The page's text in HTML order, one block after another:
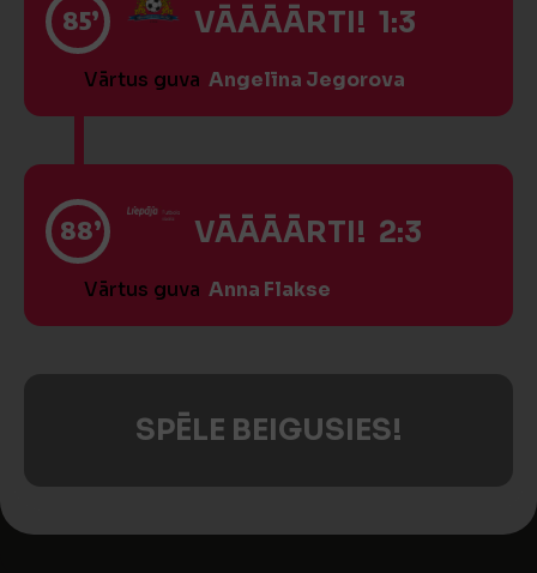
85’ VĀĀĀĀRTI! 1:3
Vārtus guva Angelīna Jegorova
88’ VĀĀĀĀRTI! 2:3
Vārtus guva Anna Flakse
SPĒLE BEIGUSIES!